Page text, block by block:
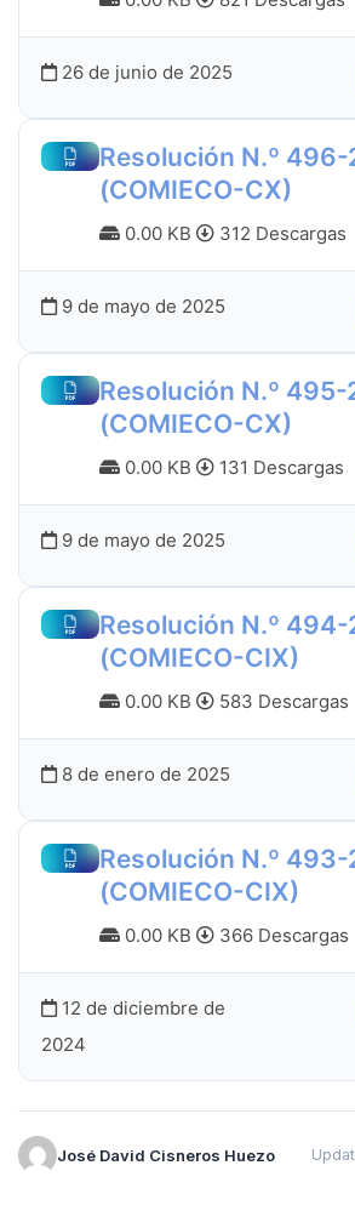
26 de junio de 2025
Resolución N.º
(COMIECO-CX)
0.00 KB 312 Descargas
9 de mayo de 2025
Resolución N.º 495-
(COMIECO-CX)
0.00 KB 131 Descargas
9 de mayo de 2025
Resolución N.º
(COMIECO-CIX)
0.00 KB 583 Descargas
8 de enero de 2025
Resolución N.º
(COMIECO-CIX)
0.00 KB 366 Descargas
12 de diciembre de
2024
José David Cisneros Huezo